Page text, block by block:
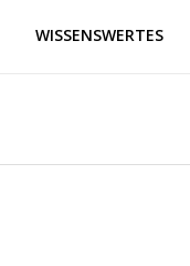
WISSENSWERTES